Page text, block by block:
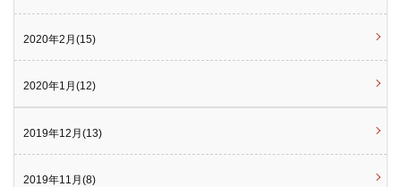
2020年2月(15)
2020年1月(12)
2019年12月(13)
2019年11月(8)